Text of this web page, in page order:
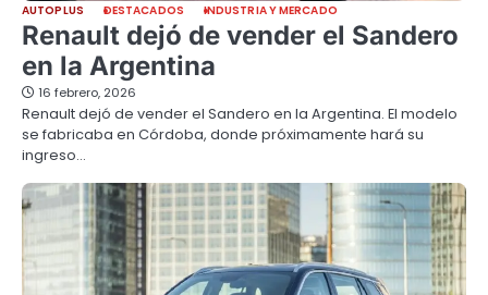
AUTOPLUS DESTACADOS INDUSTRIA Y MERCADO
Renault dejó de vender el Sandero
en la Argentina
16 febrero, 2026
Renault dejó de vender el Sandero en la Argentina. El modelo
se fabricaba en Córdoba, donde próximamente hará su
ingreso…